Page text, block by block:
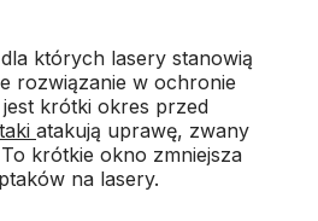
których lasery stanowią
rozwiązanie w ochronie
krótki okres przed
atakują uprawę, zwany
krótkie okno zmniejsza
na lasery.